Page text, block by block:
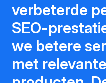
verbeterde
SEO-
we betere
met